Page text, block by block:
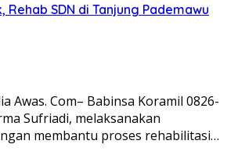
Rehab SDN di Tanjung Pademawu
Awas. Com– Babinsa Koramil 0826-
Sufriadi, melaksanakan
membantu proses rehabilitasi…